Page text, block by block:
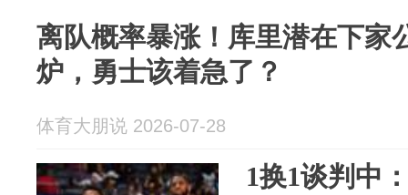
离队概率暴涨！库里潜在下家
炉，勇士该着急了？
体育大朋说 2026-07-28
1换1谈判中